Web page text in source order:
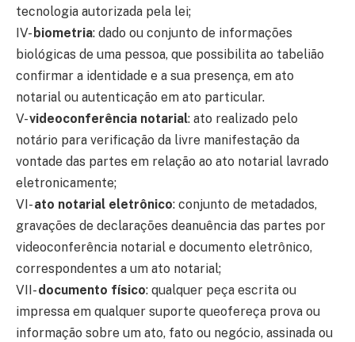
tecnologia autorizada pela lei;
IV- biometria: dado ou conjunto de informações
biológicas de uma pessoa, que possibilita ao tabelião
confirmar a identidade e a sua presença, em ato
notarial ou autenticação em ato particular.
V-videoconferência notarial: ato realizado pelo
notário para verificação da livre manifestação da
vontade das partes em relação ao ato notarial lavrado
eletronicamente;
VI-ato notarial eletrônico: conjunto de metadados,
gravações de declarações deanuência das partes por
videoconferência notarial e documento eletrônico,
correspondentes a um ato notarial;
VII-documento físico: qualquer peça escrita ou
impressa em qualquer suporte queofereça prova ou
informação sobre um ato, fato ou negócio, assinada ou